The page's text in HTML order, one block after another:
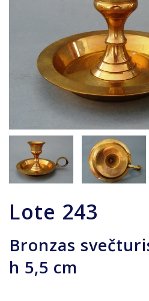
Lote 243
Bronzas
h 5,5 cm